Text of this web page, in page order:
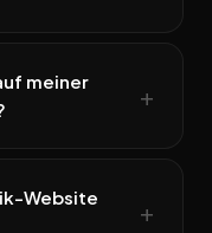
meiner
Website